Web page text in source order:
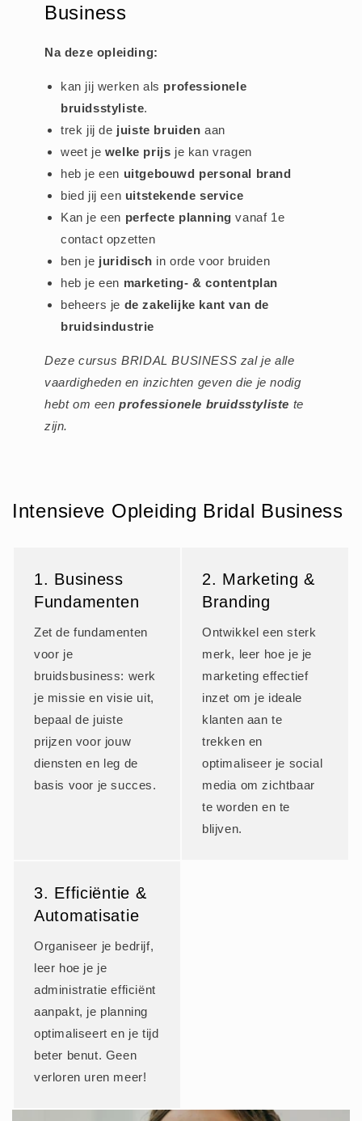
Business
Na deze opleiding:
kan jij werken als professionele
bruidsstyliste.
trek jij de juiste bruiden aan
weet je welke prijs je kan vragen
heb je een uitgebouwd personal brand
bied jij een uitstekende service
Kan je een perfecte planningvanaf 1e
contact opzetten
ben je juridisch in orde voor bruiden
heb je een marketing- & contentplan
beheers je de zakelijke kant van de
bruidsindustrie
Deze cursus BRIDAL BUSINESS zal je alle
vaardigheden en inzichten geven die je nodig
hebt om eenprofessionele bruidsstyliste te
zijn.
Intensieve Opleiding Bridal Business
1. Business
Fundamenten
Zet de fundamenten
voor je
bruidsbusiness: werk
je missie en visie uit,
bepaal de juiste
prijzen voor jouw
diensten en leg de
basis voor je succes.
2. Marketing &
Branding
Ontwikkel een sterk
merk, leer hoe je je
marketing effectief
inzet om je ideale
klanten aan te
trekken en
optimaliseer je social
media om zichtbaar
te worden en te
blijven.
3. Efficiëntie &
Automatisatie
Organiseer je bedrijf,
leer hoe je je
administratie efficiënt
aanpakt, je planning
optimaliseert en je tijd
beter benut. Geen
verloren uren meer!